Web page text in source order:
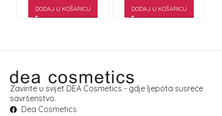
DODAJ U KOŠARICU DODAJ U KOŠARICU
Zavirite u svijet DEA Cosmetics - gdje ljepota susreće
savršenstvo.
Dea Cosmetics